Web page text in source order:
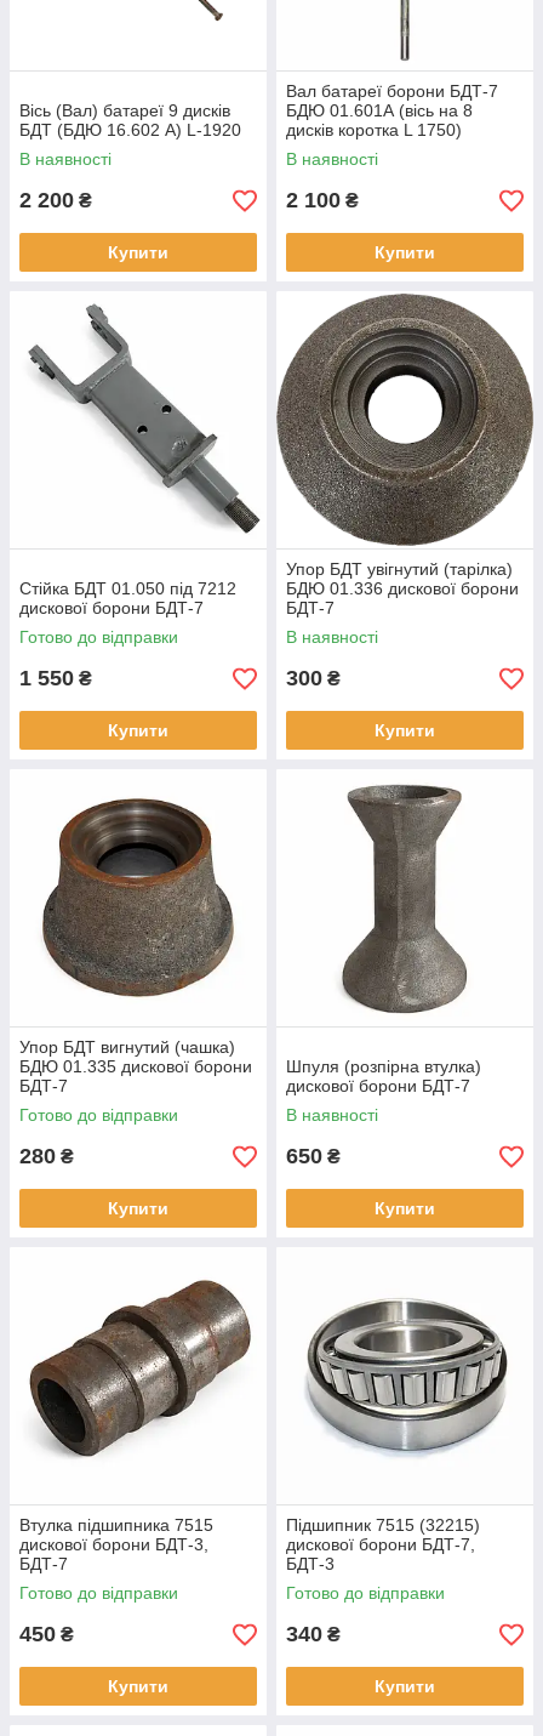
Вісь (Вал) батареї 9 дисків
БДТ (БДЮ 16.602 А) L-1920
В наявності
2 200 ₴
Купити
Вал батареї борони БДТ-7
БДЮ 01.601А (вісь на 8
дисків коротка L 1750)
В наявності
2 100 ₴
Купити
Стійка БДТ 01.050 під 7212
дискової борони БДТ-7
Готово до відправки
1 550 ₴
Купити
Упор БДТ увігнутий (тарілка)
БДЮ 01.336 дискової борони
БДТ-7
В наявності
300 ₴
Купити
Упор БДТ вигнутий (чашка)
БДЮ 01.335 дискової борони
БДТ-7
Готово до відправки
280 ₴
Купити
Шпуля (розпірна втулка)
дискової борони БДТ-7
В наявності
650 ₴
Купити
Втулка підшипника 7515
дискової борони БДТ-3,
БДТ-7
Готово до відправки
450 ₴
Купити
Підшипник 7515 (32215)
дискової борони БДТ-7,
БДТ-3
Готово до відправки
340 ₴
Купити